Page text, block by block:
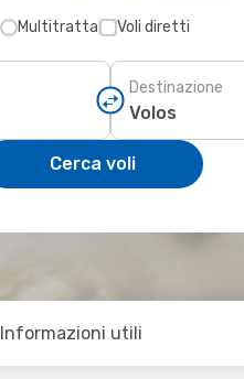
Multitratta Voli diretti
Destinazione
Cerca voli
Informazioni utili